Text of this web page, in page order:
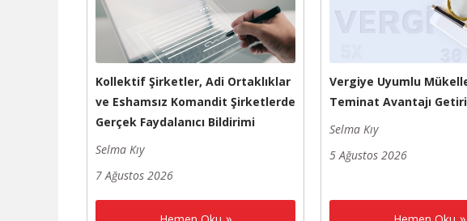
Kollektif Şirketler, Adi Ortaklıklar
ve Eshamsız Komandit Şirketlerde
Gerçek Faydalanıcı Bildirimi
Selma Kıy
7 Ağustos 2026
Vergiye Uyumlu
Teminat Avantajı
Selma Kıy
5 Ağustos 2026